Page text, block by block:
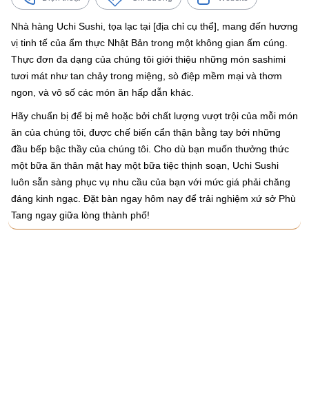
Nhà hàng Uchi Sushi, tọa lạc tại [địa chỉ cụ thể], mang đến hương
vị tinh tế của ẩm thực Nhật Bản trong một không gian ấm cúng.
Thực đơn đa dạng của chúng tôi giới thiệu những món sashimi
tươi mát như tan chảy trong miệng, sò điệp mềm mại và thơm
ngon, và vô số các món ăn hấp dẫn khác.
Hãy chuẩn bị để bị mê hoặc bởi chất lượng vượt trội của mỗi món
ăn của chúng tôi, được chế biến cẩn thận bằng tay bởi những
đầu bếp bậc thầy của chúng tôi. Cho dù bạn muốn thưởng thức
một bữa ăn thân mật hay một bữa tiệc thịnh soạn, Uchi Sushi
luôn sẵn sàng phục vụ nhu cầu của bạn với mức giá phải chăng
đáng kinh ngạc. Đặt bàn ngay hôm nay để trải nghiệm xứ sở Phù
Tang ngay giữa lòng thành phố!